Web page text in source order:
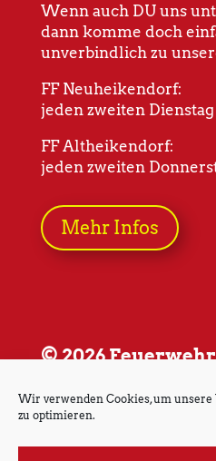
Wir verwenden Cookies, um
zu optimieren.
Wenn auch DU uns
dann komme doch
unverbindlich zu
FF Neuheikendorf:
jeden zweiten Dienstag
FF Altheikendorf:
jeden zweiten
Mehr Infos
© 2026